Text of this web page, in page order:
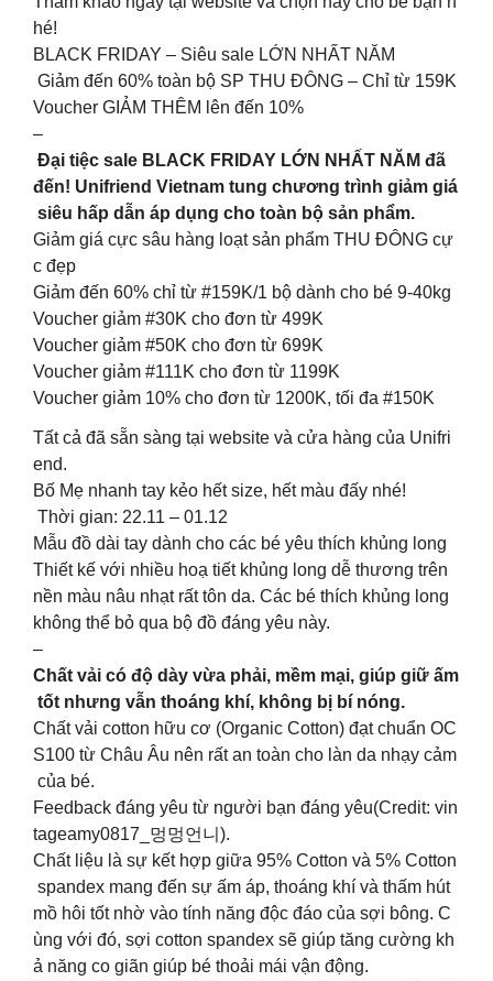
hé!
BLACK FRIDAY – Siêu sale LỚN NHẤT NĂM
Giảm đến 60% toàn bộ SP THU ĐÔNG – Chỉ từ 159K
Voucher GIẢM THÊM lên đến 10%
–
Đại tiệc sale BLACK FRIDAY LỚN NHẤT NĂM đã
đến! Unifriend Vietnam tung chương trình giảm giá
siêu hấp dẫn áp dụng cho toàn bộ sản phẩm.
Giảm giá cực sâu hàng loạt sản phẩm THU ĐÔNG cự
c đẹp
Giảm đến 60% chỉ từ #159K/1 bộ dành cho bé 9-40kg
Voucher giảm #30K cho đơn từ 499K
Voucher giảm #50K cho đơn từ 699K
Voucher giảm #111K cho đơn từ 1199K
Voucher giảm 10% cho đơn từ 1200K, tối đa #150K
Tất cả đã sẵn sàng tại website và cửa hàng của Unifri
end.
Bố Mẹ nhanh tay kẻo hết size, hết màu đấy nhé!
Thời gian: 22.11 – 01.12
Mẫu đồ dài tay dành cho các bé yêu thích khủng long
Thiết kế với nhiều hoạ tiết khủng long dễ thương trên
nền màu nâu nhạt rất tôn da. Các bé thích khủng long
không thể bỏ qua bộ đồ đáng yêu này.
–
Chất vải có độ dày vừa phải, mềm mại, giúp giữ ấm
tốt nhưng vẫn thoáng khí, không bị bí nóng.
Chất vải cotton hữu cơ (Organic Cotton) đạt chuẩn OC
S100 từ Châu Âu nên rất an toàn cho làn da nhạy cảm
của bé.
Feedback đáng yêu từ người bạn đáng yêu(Credit: vin
tageamy0817_멍멍언니).
Chất liệu là sự kết hợp giữa 95% Cotton và 5% Cotton
spandex mang đến sự ấm áp, thoáng khí và thấm hút
mồ hôi tốt nhờ vào tính năng độc đáo của sợi bông. C
ùng với đó, sợi cotton spandex sẽ giúp tăng cường kh
ả năng co giãn giúp bé thoải mái vận động.